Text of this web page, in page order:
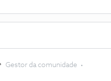
Gestor da comunidade